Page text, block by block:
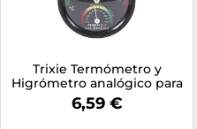
Trixie Termómetro y
Higrómetro analógico para
reptiles
6,59 €